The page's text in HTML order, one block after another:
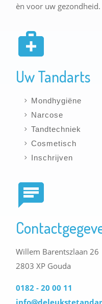
èn voor uw gezondheid.
Uw Tandarts
Mondhygiëne
Narcose
Tandtechniek
Cosmetisch
Inschrijven
Willem Barentszlaan 26
2803 XP Gouda
0182 - 20 00 11